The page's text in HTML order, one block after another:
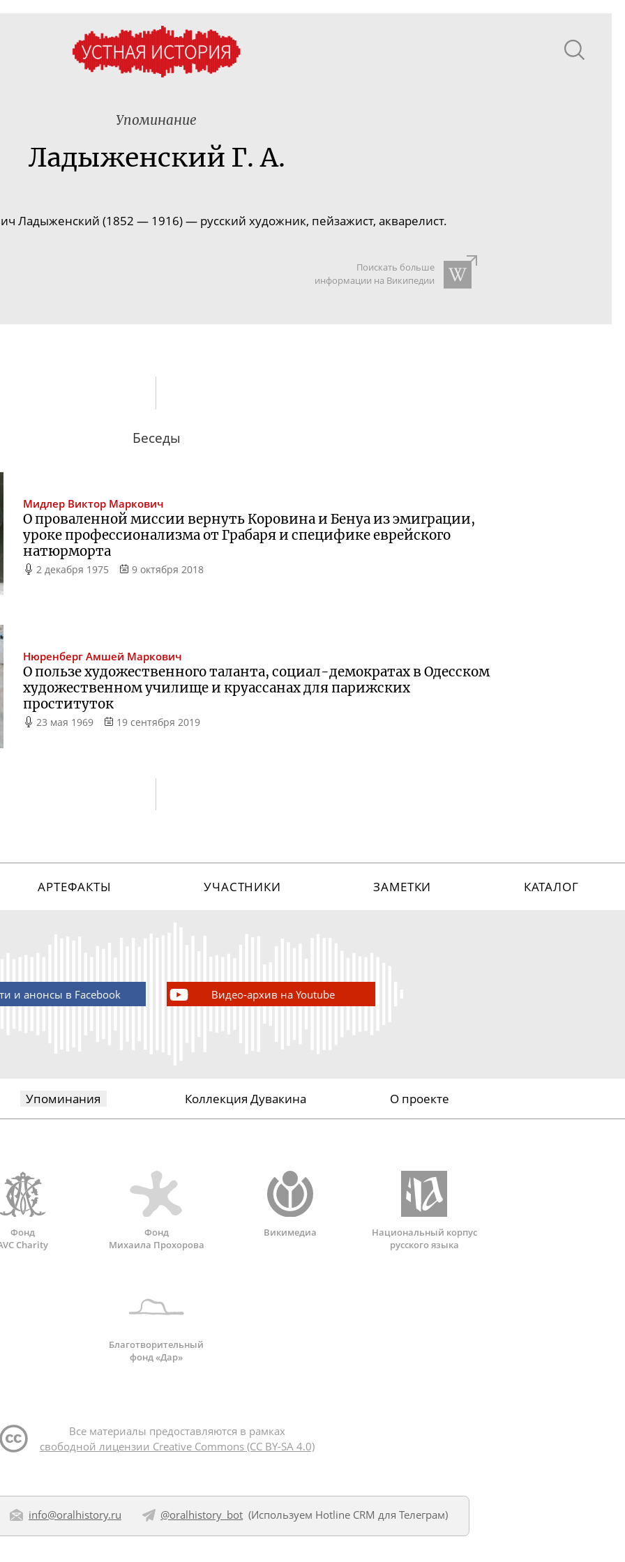
Упоминание
Ладыженский Г. А.
Ладыженский (1852 — 1916) — русский художник, пейзажист, акварелист.
Поискать больше
информации на Википедии
Беседы
Мидлер Виктор Маркович
О проваленной миссии вернуть Коровина и Бенуа из эмиграции,
уроке профессионализма от Грабаря и специфике еврейского
натюрморта
2 декабря 1975 9 октября 2018
Нюренберг Амшей Маркович
О пользе художественного таланта,социал-демократах в Одесском
художественном училище и круассанах для парижских
проституток
23 мая 1969 19 сентября 2019
АРТЕФАКТЫ УЧАСТНИКИ ЗАМЕТКИ КАТАЛОГ
и анонсы в Facebook Видео-архив на Youtube
Упоминания Коллекция Дувакина О проекте
Фонд
Charity
Фонд
Михаила Прохорова
Викимедиа
Национальный корпус
русского языка
Благотворительный
фонд «Дар»
Все материалы предоставляются в рамках
свободной лицензии Creative Commons (CC BY-SA 4.0)
info@oralhistory.ru @oralhistory_bot (Используем Hotline CRM для Телеграм)